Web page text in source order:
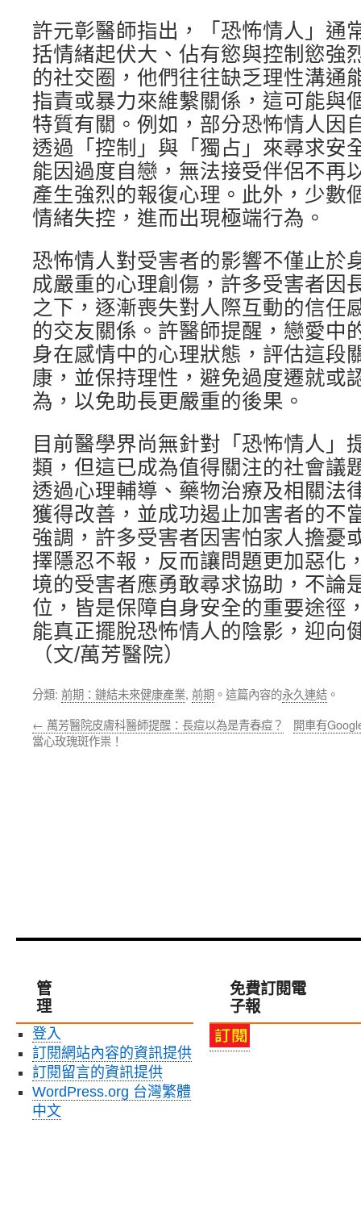
許元彰醫師指出，「恐怖情人」通
括情緒起伏大、佔有慾與控制慾強
的社交圈，他們往往缺乏理性溝通
指責或暴力來維繫關係，這可能與
特質有關。例如，部分恐怖情人因
透過「控制」與「獨占」來尋求安
能因過度自戀，無法接受伴侶不再
產生強烈的報復心理。此外，少數
情緒失控，進而出現極端行為。
恐怖情人對受害者的影響不僅止於
成嚴重的心理創傷，許多受害者因
之下，逐漸喪失對人際互動的信任
的交友關係。許醫師提醒，戀愛中
身在感情中的心理狀態，評估這段
康，並保持理性，避免過度遷就或
為，以免助長更嚴重的後果。
目前醫學界尚無針對「恐怖情人」
類，但這已成為值得關注的社會議
透過心理輔導、藥物治療及相關法
獲得改善，並成功遏止加害者的不
強調，許多受害者因害怕家人擔憂
擇隱忍不報，反而讓問題更加惡化
境的受害者應勇敢尋求協助，不論
位，皆是保障自身安全的重要途徑
能真正擺脫恐怖情人的陰影，迎向
（文/萬芳醫院）
分類: 前期：鏈結未來健康產業, 前期 。這篇內容的永久連結 。
← 萬芳醫院皮膚科醫師提醒：長痘以為是青春痘？
當心玫瑰斑作祟！
開車有
管
理
登入
訂閱網站內容的資訊提供
訂閱留言的資訊提供
WordPress.org 台灣繁體
中文
免費訂閱電
子報